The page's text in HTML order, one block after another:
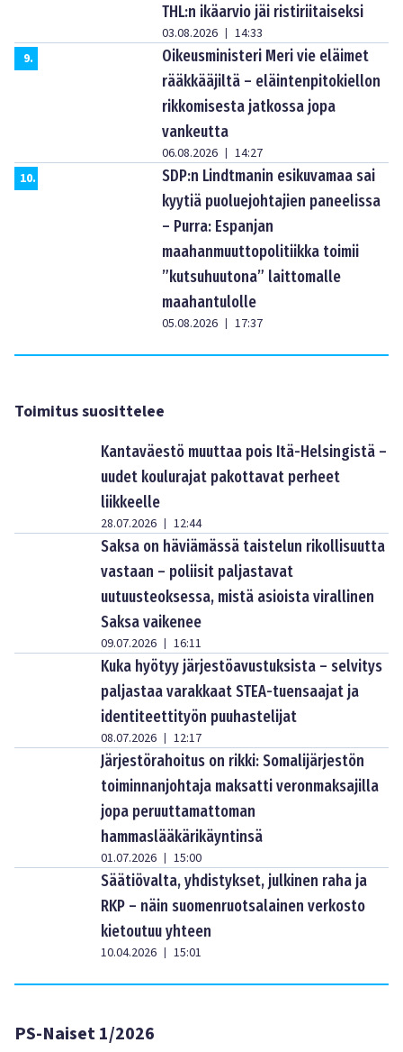
THL:n ikäarvio jäi ristiriitaiseksi
03.08.2026 | 14:33
9.
Oikeusministeri Meri vie eläimet
rääkkääjiltä – eläintenpitokiellon
rikkomisesta jatkossa jopa
vankeutta
06.08.2026 | 14:27
10.
SDP:n Lindtmanin esikuvamaa sai
kyytiä puoluejohtajien paneelissa
– Purra: Espanjan
maahanmuuttopolitiikka toimii
”kutsuhuutona” laittomalle
maahantulolle
05.08.2026 | 17:37
Toimitus suosittelee
Kantaväestö muuttaa pois Itä-Helsingistä –
uudet koulurajat pakottavat perheet
liikkeelle
28.07.2026 | 12:44
Saksa on häviämässä taistelun rikollisuutta
vastaan – poliisit paljastavat
uutuusteoksessa, mistä asioista virallinen
Saksa vaikenee
09.07.2026 | 16:11
Kuka hyötyy järjestöavustuksista – selvitys
paljastaa varakkaat STEA-tuensaajat ja
identiteettityön puuhastelijat
08.07.2026 | 12:17
Järjestörahoitus on rikki: Somalijärjestön
toiminnanjohtaja maksatti veronmaksajilla
jopa peruuttamattoman
hammaslääkärikäyntinsä
01.07.2026 | 15:00
Säätiövalta, yhdistykset, julkinen raha ja
RKP – näin suomenruotsalainen verkosto
kietoutuu yhteen
10.04.2026 | 15:01
PS-Naiset 1/2026